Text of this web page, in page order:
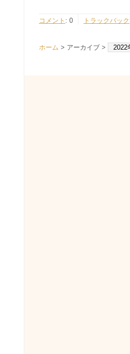
コメント : 0 トラックバック
ホーム > アーカイブ > 2022